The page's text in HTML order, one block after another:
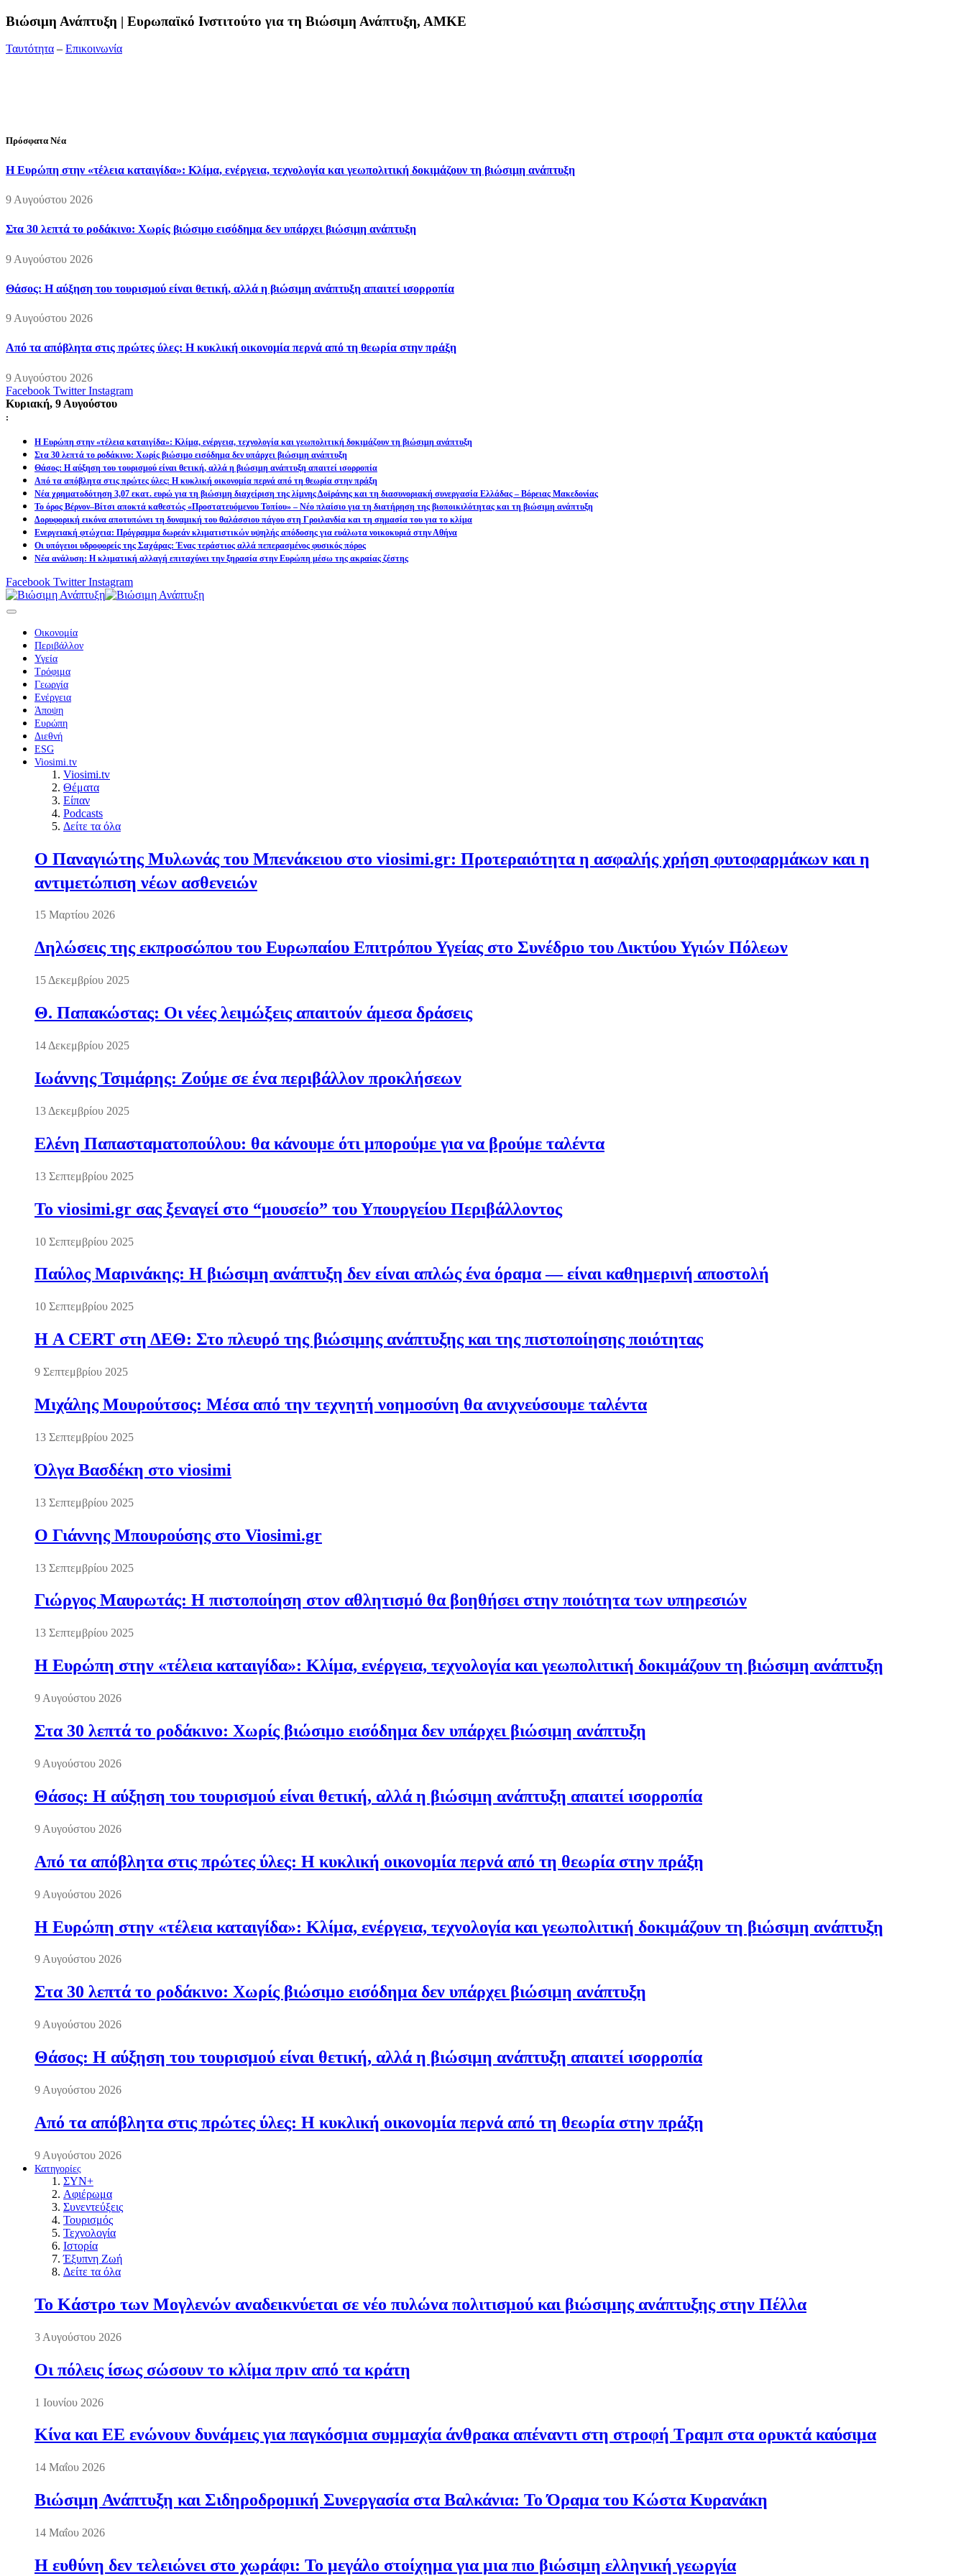
Bιώσιμη Ανάπτυξη | Ευρωπαϊκό Ινστιτούτο για τη Βιώσιμη Ανάπτυξη, ΑΜΚΕ
Ταυτότητα – Επικοινωνία
Πρόσφατα Νέα
Η Ευρώπη στην «τέλεια καταιγίδα»: Κλίμα, ενέργεια, τεχνολογία και γεωπολιτική δοκιμάζουν τη βιώσιμη ανάπτυξη
9 Αυγούστου 2026
Στα 30 λεπτά το ροδάκινο: Χωρίς βιώσιμο εισόδημα δεν υπάρχει βιώσιμη ανάπτυξη
9 Αυγούστου 2026
Θάσος: Η αύξηση του τουρισμού είναι θετική, αλλά η βιώσιμη ανάπτυξη απαιτεί ισορροπία
9 Αυγούστου 2026
Από τα απόβλητα στις πρώτες ύλες: Η κυκλική οικονομία περνά από τη θεωρία στην πράξη
9 Αυγούστου 2026
Facebook Twitter Instagram
Κυριακή, 9 Αυγούστου
:
Η Ευρώπη στην «τέλεια καταιγίδα»: Κλίμα, ενέργεια, τεχνολογία και γεωπολιτική δοκιμάζουν τη βιώσιμη ανάπτυξη
Στα 30 λεπτά το ροδάκινο: Χωρίς βιώσιμο εισόδημα δεν υπάρχει βιώσιμη ανάπτυξη
Θάσος: Η αύξηση του τουρισμού είναι θετική, αλλά η βιώσιμη ανάπτυξη απαιτεί ισορροπία
Από τα απόβλητα στις πρώτες ύλες: Η κυκλική οικονομία περνά από τη θεωρία στην πράξη
Νέα χρηματοδότηση 3,07 εκατ. ευρώ για τη βιώσιμη διαχείριση της λίμνης Δοϊράνης και τη διασυνοριακή συνεργασία Ελλάδας – Βόρειας Μακεδονίας
Το όρος Βέρνον–Βίτσι αποκτά καθεστώς «Προστατευόμενου Τοπίου» – Νέο πλαίσιο για τη διατήρηση της βιοποικιλότητας και τη βιώσιμη ανάπτυξη
Δορυφορική εικόνα αποτυπώνει τη δυναμική του θαλάσσιου πάγου στη Γροιλανδία και τη σημασία του για το κλίμα
Ενεργειακή φτώχεια: Πρόγραμμα δωρεάν κλιματιστικών υψηλής απόδοσης για ευάλωτα νοικοκυριά στην Αθήνα
Οι υπόγειοι υδροφορείς της Σαχάρας: Ένας τεράστιος αλλά πεπερασμένος φυσικός πόρος
Νέα ανάλυση: Η κλιματική αλλαγή επιταχύνει την ξηρασία στην Ευρώπη μέσω της ακραίας ζέστης
Facebook Twitter Instagram
Οικονομία
Περιβάλλον
Υγεία
Τρόφιμα
Γεωργία
Ενέργεια
Άποψη
Ευρώπη
Διεθνή
ESG
Viosimi.tv
Viosimi.tv
Θέματα
Είπαν
Podcasts
Δείτε τα όλα
Ο Παναγιώτης Μυλωνάς του Μπενάκειου στο viosimi.gr: Προτεραιότητα η ασφαλής χρήση φυτοφαρμάκων και η
αντιμετώπιση νέων ασθενειών
15 Μαρτίου 2026
Δηλώσεις της εκπροσώπου του Ευρωπαίου Επιτρόπου Υγείας στο Συνέδριο του Δικτύου Υγιών Πόλεων
15 Δεκεμβρίου 2025
Θ. Παπακώστας: Οι νέες λειμώξεις απαιτούν άμεσα δράσεις
14 Δεκεμβρίου 2025
Ιωάννης Τσιμάρης: Ζούμε σε ένα περιβάλλον προκλήσεων
13 Δεκεμβρίου 2025
Ελένη Παπασταματοπούλου: θα κάνουμε ότι μπορούμε για να βρούμε ταλέντα
13 Σεπτεμβρίου 2025
Το viosimi.gr σας ξεναγεί στο “μουσείο” του Υπουργείου Περιβάλλοντος
10 Σεπτεμβρίου 2025
Παύλος Μαρινάκης: Η βιώσιμη ανάπτυξη δεν είναι απλώς ένα όραμα — είναι καθημερινή αποστολή
10 Σεπτεμβρίου 2025
Η A CERT στη ΔΕΘ: Στο πλευρό της βιώσιμης ανάπτυξης και της πιστοποίησης ποιότητας
9 Σεπτεμβρίου 2025
Μιχάλης Μουρούτσος: Μέσα από την τεχνητή νοημοσύνη θα ανιχνεύσουμε ταλέντα
13 Σεπτεμβρίου 2025
Όλγα Βασδέκη στο viosimi
13 Σεπτεμβρίου 2025
Ο Γιάννης Μπουρούσης στο Viosimi.gr
13 Σεπτεμβρίου 2025
Γιώργος Μαυρωτάς: Η πιστοποίηση στον αθλητισμό θα βοηθήσει στην ποιότητα των υπηρεσιών
13 Σεπτεμβρίου 2025
Η Ευρώπη στην «τέλεια καταιγίδα»: Κλίμα, ενέργεια, τεχνολογία και γεωπολιτική δοκιμάζουν τη βιώσιμη ανάπτυξη
9 Αυγούστου 2026
Στα 30 λεπτά το ροδάκινο: Χωρίς βιώσιμο εισόδημα δεν υπάρχει βιώσιμη ανάπτυξη
9 Αυγούστου 2026
Θάσος: Η αύξηση του τουρισμού είναι θετική, αλλά η βιώσιμη ανάπτυξη απαιτεί ισορροπία
9 Αυγούστου 2026
Από τα απόβλητα στις πρώτες ύλες: Η κυκλική οικονομία περνά από τη θεωρία στην πράξη
9 Αυγούστου 2026
Η Ευρώπη στην «τέλεια καταιγίδα»: Κλίμα, ενέργεια, τεχνολογία και γεωπολιτική δοκιμάζουν τη βιώσιμη ανάπτυξη
9 Αυγούστου 2026
Στα 30 λεπτά το ροδάκινο: Χωρίς βιώσιμο εισόδημα δεν υπάρχει βιώσιμη ανάπτυξη
9 Αυγούστου 2026
Θάσος: Η αύξηση του τουρισμού είναι θετική, αλλά η βιώσιμη ανάπτυξη απαιτεί ισορροπία
9 Αυγούστου 2026
Από τα απόβλητα στις πρώτες ύλες: Η κυκλική οικονομία περνά από τη θεωρία στην πράξη
9 Αυγούστου 2026
Κατηγορίες
ΣΥΝ+
Αφιέρωμα
Συνεντεύξεις
Τουρισμός
Τεχνολογία
Ιστορία
Έξυπνη Ζωή
Δείτε τα όλα
Το Κάστρο των Μογλενών αναδεικνύεται σε νέο πυλώνα πολιτισμού και βιώσιμης ανάπτυξης στην Πέλλα
3 Αυγούστου 2026
Οι πόλεις ίσως σώσουν το κλίμα πριν από τα κράτη
1 Ιουνίου 2026
Κίνα και ΕΕ ενώνουν δυνάμεις για παγκόσμια συμμαχία άνθρακα απέναντι στη στροφή Τραμπ στα ορυκτά καύσιμα
14 Μαΐου 2026
Βιώσιμη Ανάπτυξη και Σιδηροδρομική Συνεργασία στα Βαλκάνια: Το Όραμα του Κώστα Κυρανάκη
14 Μαΐου 2026
Η ευθύνη δεν τελειώνει στο χωράφι: Το μεγάλο στοίχημα για μια πιο βιώσιμη ελληνική γεωργία